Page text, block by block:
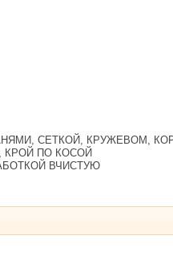
СЕТКОЙ, КРУЖЕВОМ,
КРОЙ ПО КОСОЙ
ВЧИСТУЮ